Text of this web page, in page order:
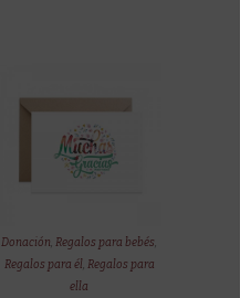
Donación,Regalos para bebés,
Regalos para él, Regalos para
ella